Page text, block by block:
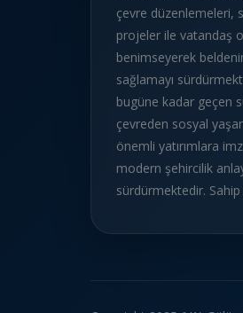
çevre düzenlemeleri,
projeler ile vatandaş
benimseyerek
sağlamayı
bugüne kadar geçen
çevreden sosyal
önemli yatırımlara
modern şehircilik
sürdürmektedir.